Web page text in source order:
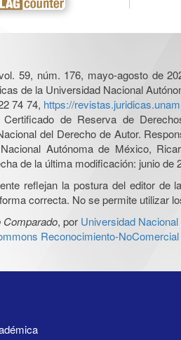
59, núm. 176, mayo-agosto de
de la Universidad Nacional
74 74, https://
de Reserva de
del Derecho de Autor.
Autónoma de México,
de la última modificación: junio de
reflejan la postura del editor
correcta. No se permite utilizar
Comparado, por Universidad
Reconocimiento-